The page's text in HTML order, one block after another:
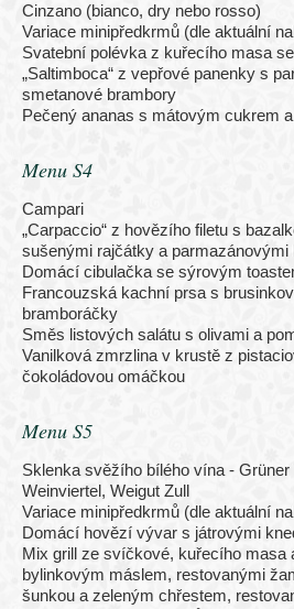
Cinzano (bianco, dry nebo rosso)
Variace minipředkrmů (dle aktuální
Svatební polévka z kuřecího masa
„Saltimboca“ z vepřové panenky s
smetanové brambory
Pečený ananas s mátovým cukrem
Menu S4
Campari
„Carpaccio“ z hovězího filetu s
sušenými rajčátky a parmazánovými
Domácí cibulačka se sýrovým
Francouzská kachní prsa s
bramboráčky
Směs listových salátu s olivami a
Vanilková zmrzlina v krustě z
čokoládovou omáčkou
Menu S5
Sklenka svěžího bílého vína - Grüner
Weinviertel, Weigut Zull
Variace minipředkrmů (dle aktuální
Domácí hovězí vývar s játrovými
Mix grill ze svíčkové, kuřecího masa
bylinkovým máslem, restovanými
šunkou a zeleným chřestem,